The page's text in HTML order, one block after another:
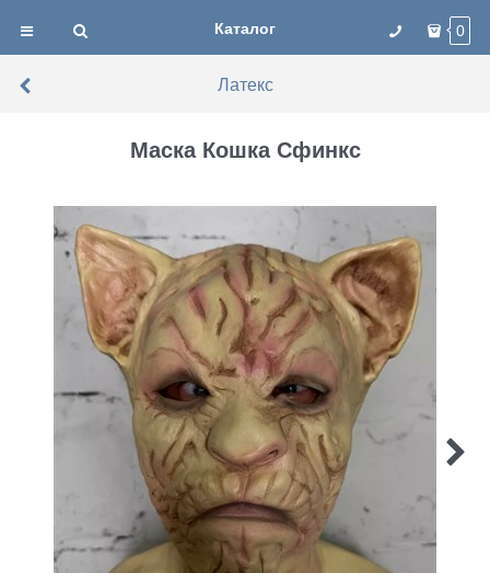
Каталог 0
Латекс
Маска Кошка Сфинкс